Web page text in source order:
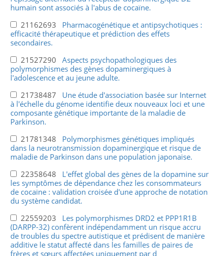
humain sont associés à l'abus de cocaïne.
21162693 Pharmacogénétique et antipsychotiques :
efficacité thérapeutique et prédiction des effets
secondaires.
21527290 Aspects psychopathologiques des
polymorphismes des gènes dopaminergiques à
l'adolescence et au jeune adulte.
21738487 Une étude d'association basée sur Internet
à l'échelle du génome identifie deux nouveaux loci et une
composante génétique importante de la maladie de
Parkinson.
21781348 Polymorphismes génétiques impliqués
dans la neurotransmission dopaminergique et risque de
maladie de Parkinson dans une population japonaise.
22358648 L'effet global des gènes de la dopamine sur
les symptômes de dépendance chez les consommateurs
de cocaïne : validation croisée d'une approche de notation
du système candidat.
22559203 Les polymorphismes DRD2 et PPP1R1B
(DARPP-32) confèrent indépendamment un risque accru
de troubles du spectre autistique et prédisent de manière
additive le statut affecté dans les familles de paires de
frères et sœurs affectées uniquement par d